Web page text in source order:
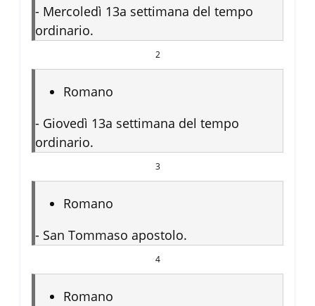
- Mercoledì 13a settimana del tempo
ordinario.
2
Romano
- Giovedì 13a settimana del tempo
ordinario.
3
Romano
- San Tommaso apostolo.
4
Romano